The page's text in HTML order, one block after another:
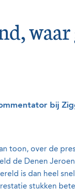
waar
bij
toon, over de
de Denen
is dan heel
stukken